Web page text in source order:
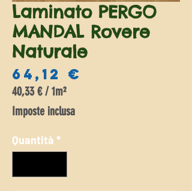
Laminato PERGO
MANDAL Rovere
Naturale
64,12 €
40,33 € /1m²
40,33 €
ogni
1
Metro
Imposte inclusa
Quantità *